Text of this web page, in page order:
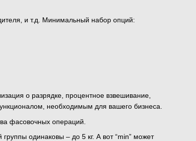
и т.д. Минимальный набор опций:
о разрядке, процентное взвешивание,
необходимым для вашего бизнеса.
фасовочных операций.
одинаковы – до 5 кг. А вот “min” может